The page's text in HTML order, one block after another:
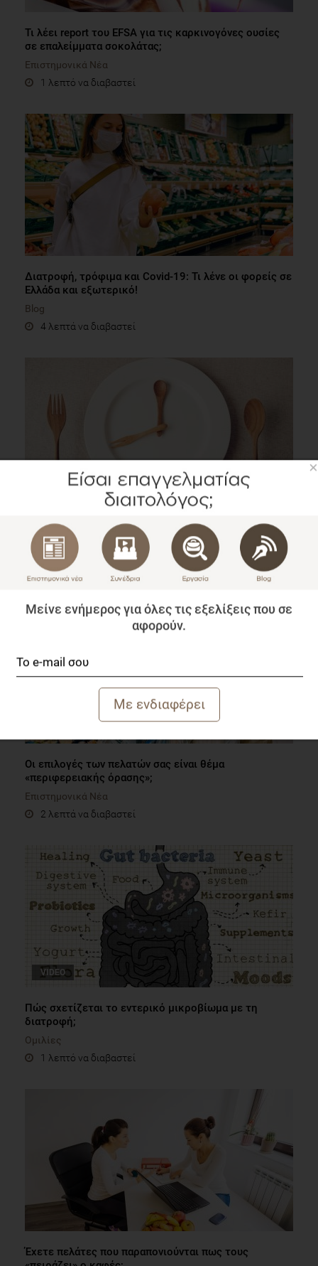
Τι λέει report του EFSA για τις καρκινογόνες ουσίες
σε επαλείμματα σοκολάτας;
Επιστημονικά Νέα
1 λεπτό να διαβαστεί
Διατροφή, τρόφιμα και Covid-19: Τι λένε οι φορείς σε
Ελλάδα και εξωτερικό!
Blog
4 λεπτά να διαβαστεί
Διαλειμματική Νηστεία: Πώς επιδρά στην υγεία, στο
προσδόκιμο ζωής και σε διάφορες νόσους;
Επιστημονικά Νέα
2 λεπτά να διαβαστεί
Οι επιλογές των πελατών σας είναι θέμα
«περιφερειακής όρασης»;
Επιστημονικά Νέα
2 λεπτά να διαβαστεί
VIDEO
Πώς σχετίζεται το εντερικό μικροβίωμα με τη
διατροφή;
Ομιλίες
1 λεπτό να διαβαστεί
Έχετε πελάτες που παραπονιούνται πως τους
×
Μείνε ενήμερος για όλες τις εξελίξεις που σε
αφορούν.